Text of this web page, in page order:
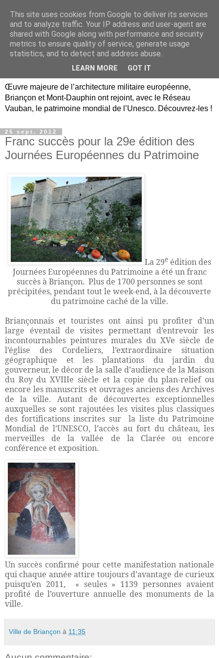
Briançon, Mont-Dauphin,
Vauban Unesco Hautes-
Œuvre majeure de l’architecture militaire européenne,
Briançon et Mont-Dauphin ont rejoint, avec le Réseau
Vauban, le patrimoine mondial de l’Unesco. Découvrez-les !
25 sept. 2012
Franc succès pour la 29e édition des
Journées Européennes du Patrimoine
La 29e édition des
Journées Européennes du Patrimoine a été un franc
succès à Briançon. Plus de 1700 personnes se sont
précipitées, pendant tout le week-end, à la découverte
du patrimoine caché de la ville.
Briançonnais et touristes ont ainsi pu profiter d’un
large éventail de visites permettant d’entrevoir les
incontournables peintures murales du XVe siècle de
l’église des Cordeliers, l’extraordinaire situation
géographique et les plantations du jardin du
gouverneur, le décor de la salle d’audience de la Maison
du Roy du XVIIIe siècle et la copie du plan-relief ou
encore les manuscrits et ouvrages anciens des Archives
de la ville. Autant de découvertes exceptionnelles
auxquelles se sont rajoutées les visites plus classiques
des fortifications inscrites sur
la liste du Patrimoine
Mondial de l’UNESCO, l’accès au fort du château, les
merveilles de la vallée de la Clarée ou encore
conférence et exposition.
Un succès confirmé pour cette manifestation nationale
qui chaque année attire toujours d’avantage de curieux
puisqu’en 2011,
« seules » 1139 personnes avaient
profité de l’ouverture annuelle des monuments de la
ville.
Ville de Briançon à 11:35
This site uses cookies from Google to deliver its services
and to analyze traffic. Your IP address and user-agent are
shared with Google along with performance and security
metrics to ensure quality of service, generate usage
statistics, and to detect and address abuse.
LEARN MORE GOT IT